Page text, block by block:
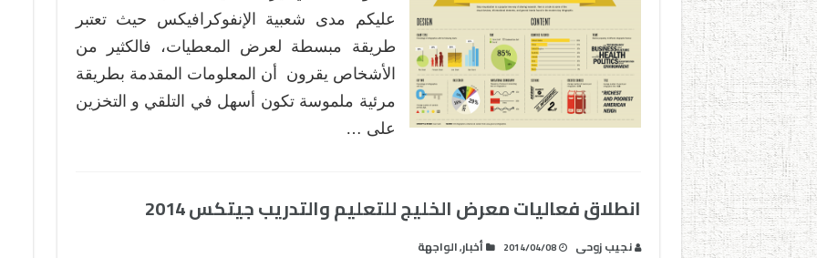
عليكم مدى شعبية الإنفوكرافيكس حيث تعتبر
طريقة مبسطة لعرض المعطيات، فالكثير من
الأشخاص يقرون أن المعلومات المقدمة بطريقة
مرئية ملموسة تكون أسهل في التلقي و التخزين
على …
انطلاق فعاليات معرض الخليج للتعليم والتدريب جيتكس 2014
نجيب زوحى 2014/04/08 أخبار,الواجهة